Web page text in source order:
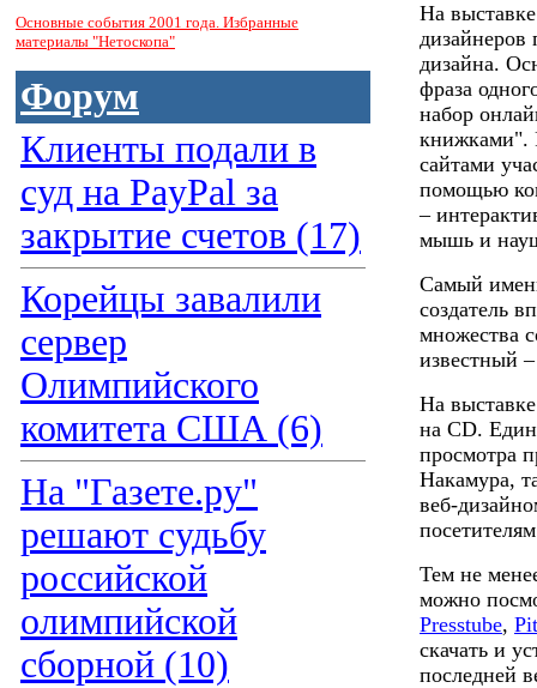
Основные события 2001 года. Избранные
материалы "Нетоскопа"
Форум
Клиенты подали в
суд на PayPal за
закрытие счетов (17)
Корейцы завалили
сервер
Олимпийского
комитета США (6)
На "Газете.ру"
решают судьбу
российской
олимпийской
сборной (10)
На
дизайнеров
дизайна.
фраза
набор
книжками".
сайтами
помощью
–
мышь и
Самый
создатель
множества
известный
На
на CD.
просмотра
Накамура,
веб-
Тем не
можно
Presstube,
скачать и
последней